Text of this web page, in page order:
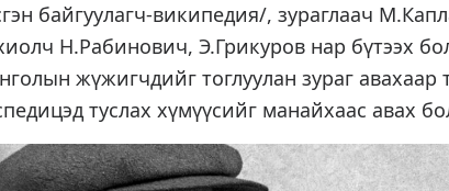
байгуулагч-википедия/, зураглаач
Н.Рабинович, Э.Грикуров нар бүтээх
жүжигчдийг тоглуулан зураг авахаар
туслах хүмүүсийг манайхаас авах